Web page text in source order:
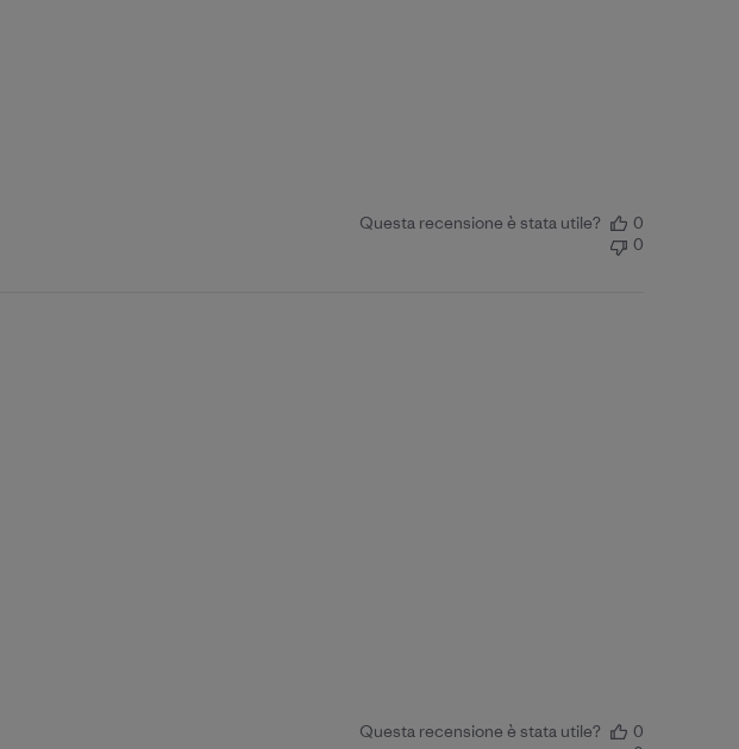
Questa recensione è stata utile?
0
0
Questa recensione è stata utile?
0